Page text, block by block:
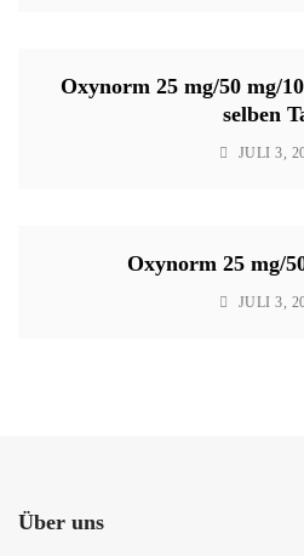
Oxynorm 25 mg/50 mg/
selben
JULI 3,
Oxynorm 25 mg/
JULI 3,
Über uns